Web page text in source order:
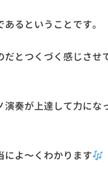
あるということです。
とつくづく感じさせ
奏が上達して力にな
によ〜くわかります